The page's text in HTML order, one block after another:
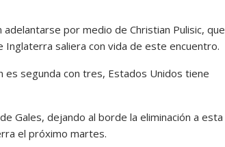
por medio de Christian Pulisic, que
saliera con vida de este encuentro.
segunda con tres, Estados Unidos tiene
Gales, dejando al borde la eliminación a esta
el próximo martes.